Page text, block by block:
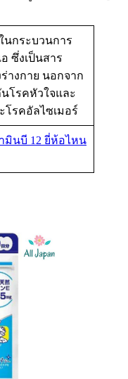
กระบวนการ
ซึ่งเป็นสาร
างกาย นอกจาก
โรคหัวใจและ
โรคอัลไซเมอร์
มินบี 12 ยี่ห้อไหน